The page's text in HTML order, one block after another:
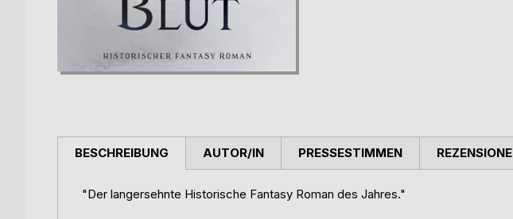
BESCHREIBUNG
"Der langersehnte Historische Fantasy Roman des Jahres."
AUTOR/IN PRESSESTIMMEN